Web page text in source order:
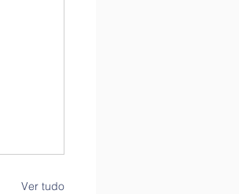
Ver tudo